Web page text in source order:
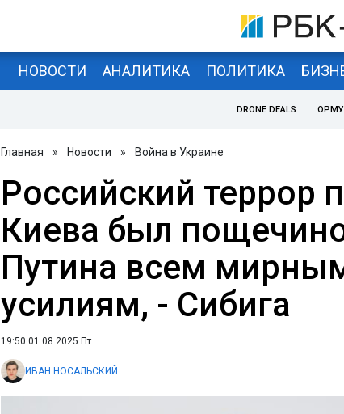
НОВОСТИ АНАЛИТИКА ПОЛИТИКА
DRONE DEALS
Главная » Новости » Война в Украине
Российский террор
Киева был
Путина всем
усилиям, - Сибига
19:50 01.08.2025 Пт
ИВАН НОСАЛЬСКИЙ